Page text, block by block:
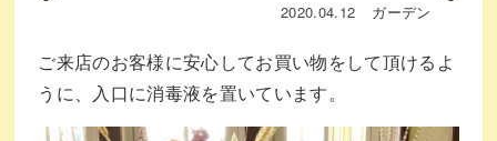
2020.04.12 ガーデン
ご来店のお客様に安心してお買い物をして頂けるよ
うに、入口に消毒液を置いています。